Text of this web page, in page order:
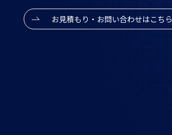
お見積もり・お問い合わせはこちら